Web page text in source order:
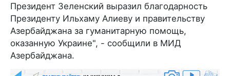
Президент Зеленский выразил благодарность
Президенту Ильхаму Алиеву и правительству
Азербайджана за гуманитарную помощь,
оказанную Украине", - сообщили в МИД
Азербайджана.